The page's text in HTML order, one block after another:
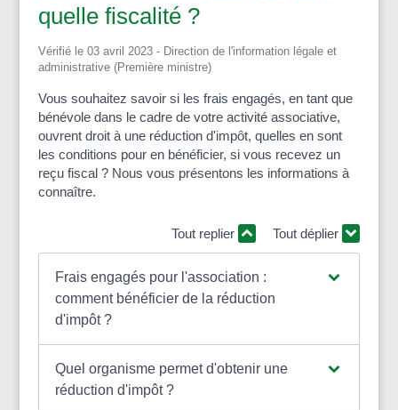
quelle fiscalité ?
Vérifié le 03 avril 2023 - Direction de l'information légale et
administrative (Première ministre)
Vous souhaitez savoir si les frais engagés, en tant que
bénévole dans le cadre de votre activité associative,
ouvrent droit à une réduction d'impôt, quelles en sont
les conditions pour en bénéficier, si vous recevez un
reçu fiscal ? Nous vous présentons les informations à
connaître.
Tout replier Tout déplier
Frais engagés pour l'association :
comment bénéficier de la réduction
d'impôt ?
Quel organisme permet d'obtenir une
réduction d'impôt ?